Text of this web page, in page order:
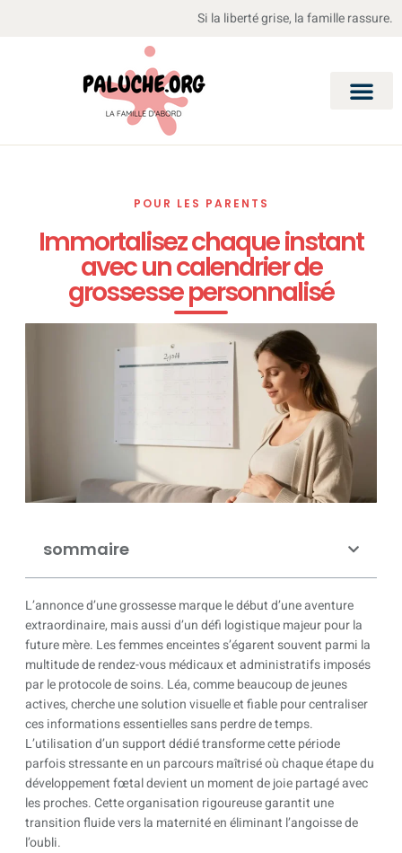
Si la liberté grise, la famille rassure.
POUR LES PARENTS
Immortalisez chaque instant
avec un calendrier de
grossesse personnalisé
sommaire
L’annonce d’une grossesse marque le début d’une aventure
extraordinaire, mais aussi d’un défi logistique majeur pour la
future mère. Les femmes enceintes s’égarent souvent parmi la
multitude de rendez-vous médicaux et administratifs imposés
par le protocole de soins. Léa, comme beaucoup de jeunes
actives, cherche une solution visuelle et fiable pour centraliser
ces informations essentielles sans perdre de temps.
L’utilisation d’un support dédié transforme cette période
parfois stressante en un parcours maîtrisé où chaque étape du
développement fœtal devient un moment de joie partagé avec
les proches. Cette organisation rigoureuse garantit une
transition fluide vers la maternité en éliminant l’angoisse de
l’oubli.